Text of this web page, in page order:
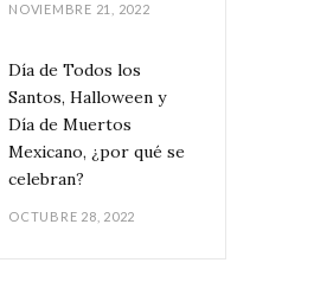
NOVIEMBRE 21, 2022
Día de Todos los
Santos, Halloween y
Día de Muertos
Mexicano, ¿por qué se
celebran?
OCTUBRE 28, 2022